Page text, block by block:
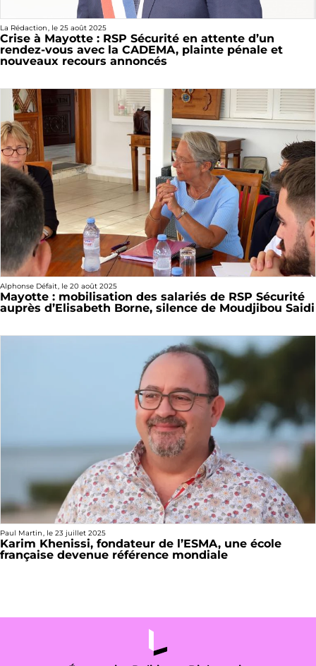
La Rédaction, le 25 août 2025
Crise à Mayotte : RSP Sécurité en attente d’un
rendez-vous avec la CADEMA, plainte pénale et
nouveaux recours annoncés
Alphonse Défait, le 20 août 2025
Mayotte : mobilisation des salariés de RSP Sécurité
auprès d’Elisabeth Borne, silence de Moudjibou Saidi
Paul Martin, le 23 juillet 2025
Karim Khenissi, fondateur de l’ESMA, une école
française devenue référence mondiale